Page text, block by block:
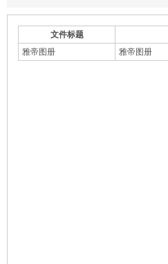
文件标题
雅帝图册
雅帝图册